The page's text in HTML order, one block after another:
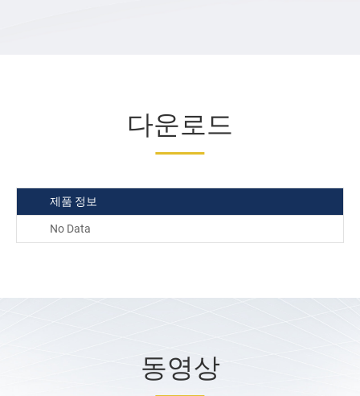
다운로드
제품 정보
No Data
동영상